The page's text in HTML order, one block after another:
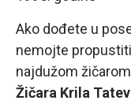
Ako dođete u
nemojte
najdužom
Žičara Krila Tatev